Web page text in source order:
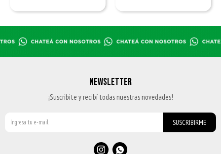
NEWSLETTER
¡Suscribite y recibí todas nuestras novedades!
SUSCRIBIRME
 